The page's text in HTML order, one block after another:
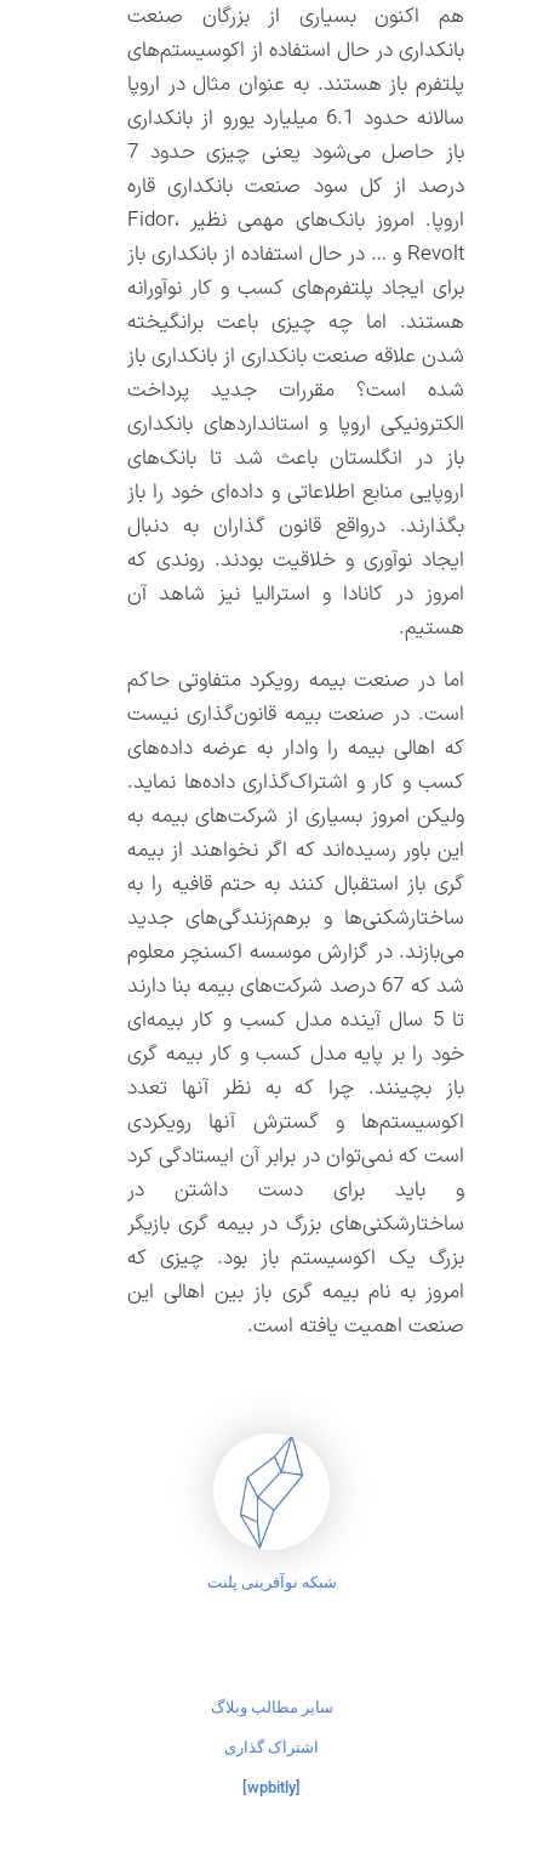
هم اکنون بسیاری از بزرگان صنعت
بانکداری در حال استفاده از اکوسیستم‌های
پلتفرم باز هستند. به عنوان مثال در اروپا
سالانه حدود 6.1 میلیارد یورو از بانکداری
باز حاصل می‌شود یعنی چیزی حدود 7
درصد از کل سود صنعت بانکداری قاره
اروپا. امروز بانک‌های مهمی نظیر Fidor،
Revolt و … در حال استفاده از بانکداری باز
برای ایجاد پلتفرم‌های کسب و کار نوآورانه
هستند. اما چه چیزی باعت برانگیخته
شدن علاقه صنعت بانکداری از بانکداری باز
شده است؟ مقررات جدید پرداخت
الکترونیکی اروپا و استانداردهای بانکداری
باز در انگلستان باعث شد تا بانک‌های
اروپایی منابع اطلاعاتی و داده‌ای خود را باز
بگذارند. درواقع قانون گذاران به دنبال
ایجاد نوآوری و خلاقیت بودند. روندی که
امروز در کانادا و استرالیا نیز شاهد آن
هستیم.
اما در صنعت بیمه رویکرد متفاوتی حاکم
است. در صنعت بیمه قانون‌گذاری نیست
که اهالی بیمه را وادار به عرضه داده‌های
کسب و کار و اشتراک‌گذاری داده‌ها نماید.
ولیکن امروز بسیاری از شرکت‌های بیمه به
این باور رسیده‌اند که اگر نخواهند از بیمه
گری باز استقبال کنند به حتم قافیه را به
ساختارشکنی‌ها و برهم‌زنندگی‌های جدید
می‌بازند. در گزارش موسسه اکسنچر معلوم
شد که 67 درصد شرکت‌های بیمه بنا دارند
تا 5 سال آینده مدل کسب و کار بیمه‌ای
خود را بر پایه مدل کسب و کار بیمه گری
باز بچینند. چرا که به نظر آنها تعدد
اکوسیستم‌ها و گسترش آنها رویکردی
است که نمی‌توان در برابر آن ایستادگی کرد
و باید برای دست داشتن در
ساختارشکنی‌های بزرگ در بیمه گری بازیگر
بزرگ یک اکوسیستم باز بود. چیزی که
امروز به نام بیمه گری باز بین اهالی این
صنعت اهمیت یافته است.
شبکه نوآفرینی پلنت
سایر مطالب وبلاگ
اشتراک گذاری
[wpbitly]